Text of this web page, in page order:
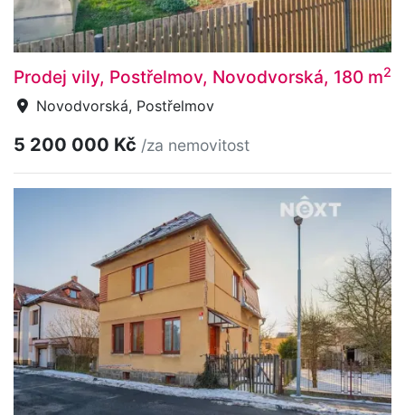
Prodej vily, Postřelmov, Novodvorská, 180 m2
Novodvorská, Postřelmov
5 200 000 Kč /za nemovitost